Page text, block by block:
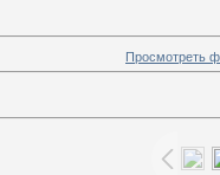
Просмотреть